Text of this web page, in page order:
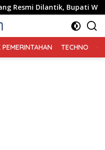
Bupati Warsubi
TECHNO